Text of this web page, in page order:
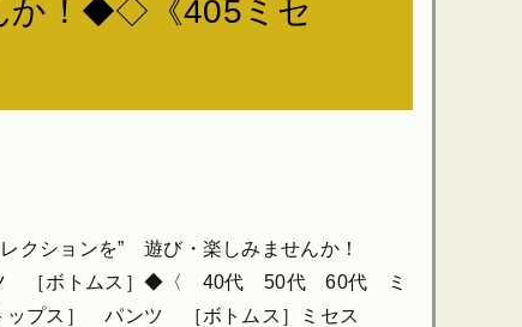
か！◆◇《405ミセ
ションを” 遊び・楽しみませんか！
ツ ［ボトムス］◆〈 40代 50代 60代 ミ
プス］ パンツ ［ボトムス］ミセス